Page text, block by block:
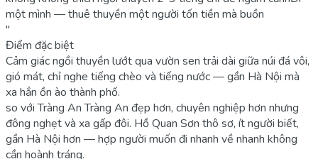
một mình — thuê thuyền một người tốn tiền mà buồn
"
Điểm đặc biệt
Cảm giác ngồi thuyền lướt qua vườn sen trải dài giữa núi đá vôi,
gió mát, chỉ nghe tiếng chèo và tiếng nước — gần Hà Nội mà
xa hẳn ồn ào thành phố.
so với Tràng An Tràng An đẹp hơn, chuyên nghiệp hơn nhưng
đông nghẹt và xa gấp đôi. Hồ Quan Sơn thô sơ, ít người biết,
gần Hà Nội hơn — hợp người muốn đi nhanh về nhanh không
cần hoành tráng.